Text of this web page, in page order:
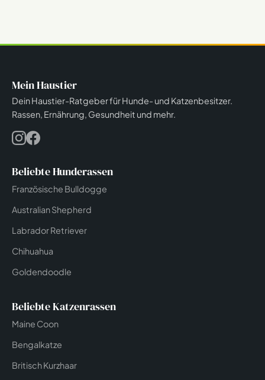
Mein Haustier
Dein Haustier-Ratgeber für Hunde- und Katzenbesitzer.
Rassen, Ernährung, Gesundheit und mehr.
Beliebte Hunderassen
Französische Bulldogge
Australian Shepherd
Labrador Retriever
Chihuahua
Goldendoodle
Beliebte Katzenrassen
Maine Coon
Bengalkatze
Britisch Kurzhaar